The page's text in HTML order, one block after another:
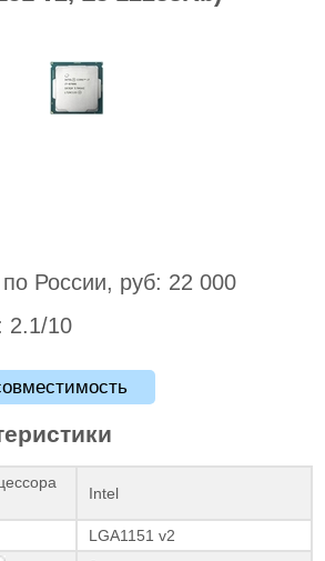
России, руб: 22 000
2.1/10
Intel
LGA1151 v2